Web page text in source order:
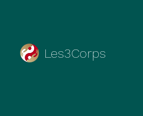
Les3Corps